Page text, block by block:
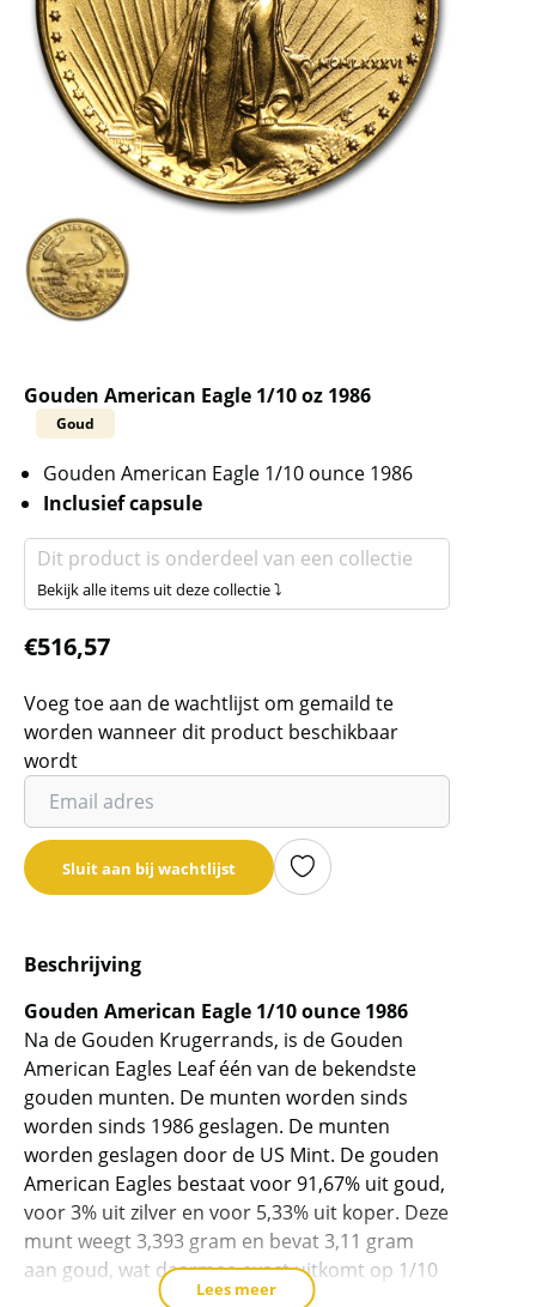
Gouden American Eagle 1/10 oz 1986
Goud
Gouden American Eagle 1/10 ounce 1986
Inclusief capsule
Dit product is onderdeel van een collectie
Bekijk alle items uit deze collectie ⤵
€516,57
Voeg toe aan de wachtlijst om gemaild te
worden wanneer dit product beschikbaar
wordt
Vul
je
email
adres
de
wachtlijst
voor
dit
product
toe
te
voegen
Sluit aan bij wachtlijst
Beschrijving
Gouden American Eagle 1/10 ounce 1986
Na de Gouden Krugerrands, is de Gouden
American Eagles Leaf één van de bekendste
gouden munten. De munten worden sinds
worden sinds 1986 geslagen. De munten
worden geslagen door de US Mint. De gouden
American Eagles bestaat voor 91,67% uit goud,
voor 3% uit zilver en voor 5,33% uit koper. Deze
munt weegt 3,393 gram en bevat 3,11 gram
aan goud, wat daarmee exact uitkomt op 1/10
Lees meer